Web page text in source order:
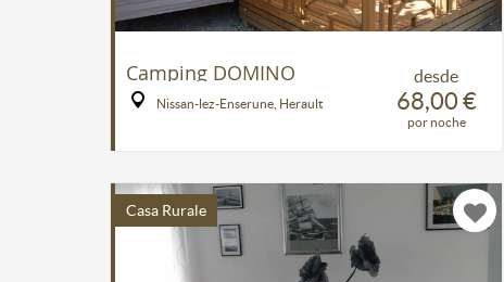
desde
68,00 €
por noche
Camping DOMINO
Nissan-lez-Enserune, Herault
Casa Rurale